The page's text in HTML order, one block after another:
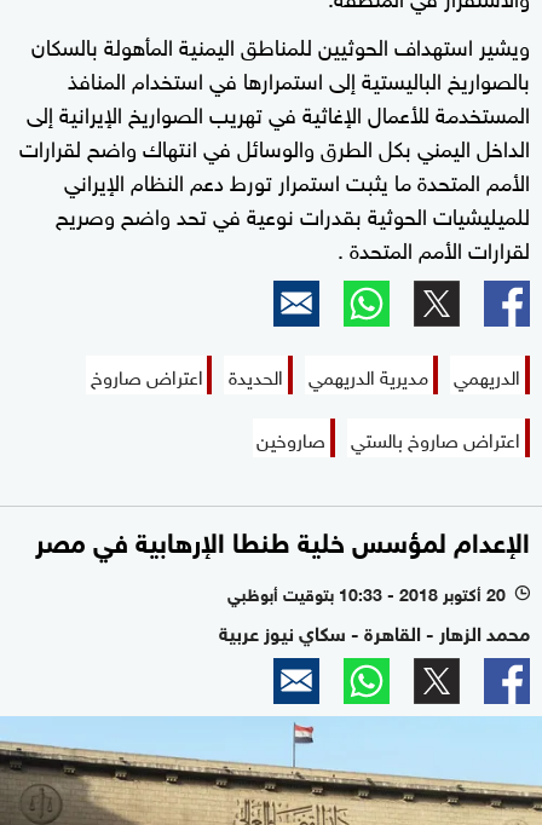
ويشير استهداف الحوثيين للمناطق اليمنية المأهولة بالسكان
بالصواريخ الباليستية إلى استمرارها في استخدام المنافذ
المستخدمة للأعمال الإغاثية في تهريب الصواريخ الإيرانية إلى
الداخل اليمني بكل الطرق والوسائل في انتهاك واضح لقرارات
الأمم المتحدة ما يثبت استمرار تورط دعم النظام الإيراني
للميليشيات الحوثية بقدرات نوعية في تحد واضح وصريح
لقرارات الأمم المتحدة .
الدريهمي مديرية الدريهمي الحديدة
اعتراض صاروخ
اعتراض صاروخ بالستي
صاروخين
الإعدام لمؤسس خلية طنطا الإرهابية في مصر
l 20 أكتوبر 2018 - 10:33 بتوقيت أبوظبي
محمد الزهار - القاهرة - سكاي نيوز عربية